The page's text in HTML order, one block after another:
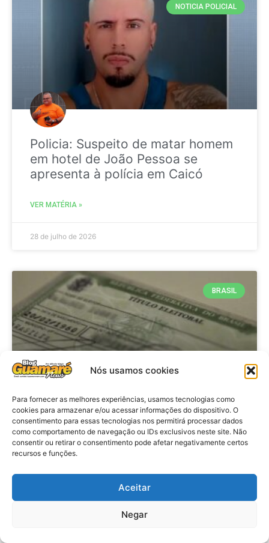
Nós usamos cookies
Para fornecer as melhores experiências, usamos tecnologias como
cookies para armazenar e/ou acessar informações do dispositivo. O
consentimento para essas tecnologias nos permitirá processar dados
como comportamento de navegação ou IDs exclusivos neste site. Não
consentir ou retirar o consentimento pode afetar negativamente certos
recursos e funções.
Aceitar
Negar
NOTICIA POLICIAL
Policia: Suspeito de matar homem
em hotel de João Pessoa se
apresenta à polícia em Caicó
VER MATÉRIA »
28 de julho de 2026
BRASIL
Brasil: Policia Federal investiga
753 casos de crimes eleitorais
antes das eleições